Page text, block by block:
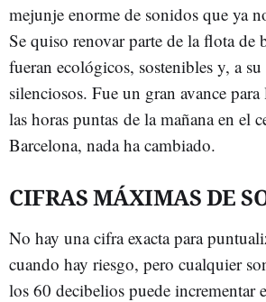
mejunje enorme de sonidos que ya
Se quiso renovar parte de la flota de
fueran ecológicos, sostenibles y, a su
silenciosos. Fue un gran avance
las horas puntas de la mañana en el
Barcelona, nada ha cambiado.
CIFRAS MÁXIMAS DE
No hay una cifra exacta para
cuando hay riesgo, pero cualquier
los 60 decibelios puede incrementar